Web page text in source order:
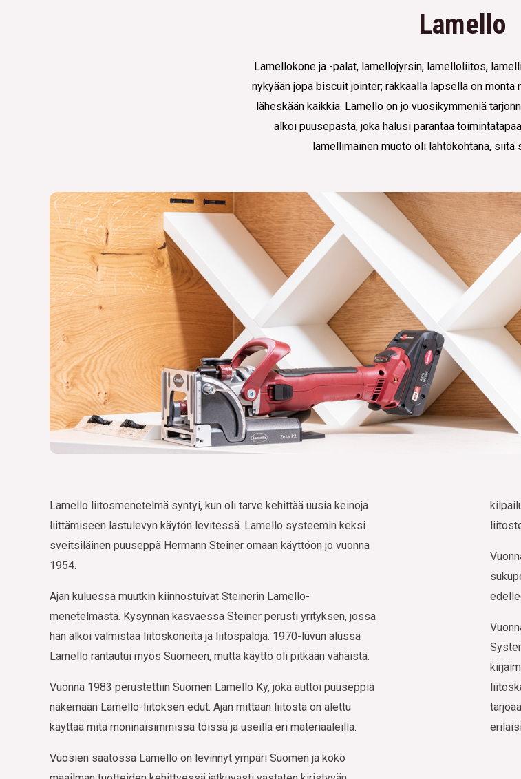
Lamello
Lamellokone ja -palat, lamellojyrsin, lamelloliitos,
nykyään jopa biscuit jointer; rakkaalla lapsella on
läheskään kaikkia. Lamello on jo vuosikymmeniä
alkoi puusepästä, joka halusi parantaa
lamellimainen muoto oli lähtökohtana, siitä
Lamello liitosmenetelmä syntyi, kun oli tarve kehittää uusia keinoja
liittämiseen lastulevyn käytön levitessä. Lamello systeemin keksi
sveitsiläinen puuseppä Hermann Steiner omaan käyttöön jo vuonna
1954.
Ajan kuluessa muutkin kiinnostuivat Steinerin Lamello-
menetelmästä. Kysynnän kasvaessa Steiner perusti yrityksen, jossa
hän alkoi valmistaa liitoskoneita ja liitospaloja. 1970-luvun alussa
Lamello rantautui myös Suomeen, mutta käyttö oli pitkään vähäistä.
Vuonna 1983 perustettiin Suomen Lamello Ky, joka auttoi puuseppiä
näkemään Lamello-liitoksen edut. Ajan mittaan liitosta on alettu
käyttää mitä moninaisimmissa töissä ja useilla eri materiaaleilla.
Vuosien saatossa Lamello on levinnyt ympäri Suomen ja koko